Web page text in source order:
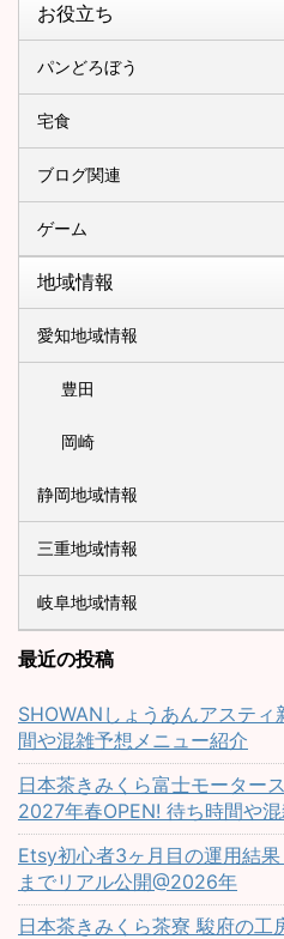
お役立ち
パンどろぼう
宅食
ブログ関連
ゲーム
地域情報
愛知地域情報
豊田
岡崎
静岡地域情報
三重地域情報
岐阜地域情報
最近の投稿
SHOWANしょうあんアステ
間や混雑予想メニュー紹介
日本茶きみくら富士モーター
2027年春OPEN! 待ち時間や
Etsy初心者3ヶ月目の運用結
までリアル公開@2026年
日本茶きみくら茶寮 駿府の